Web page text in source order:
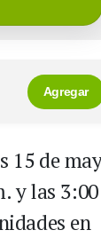
Agregar
15 de
y las
en